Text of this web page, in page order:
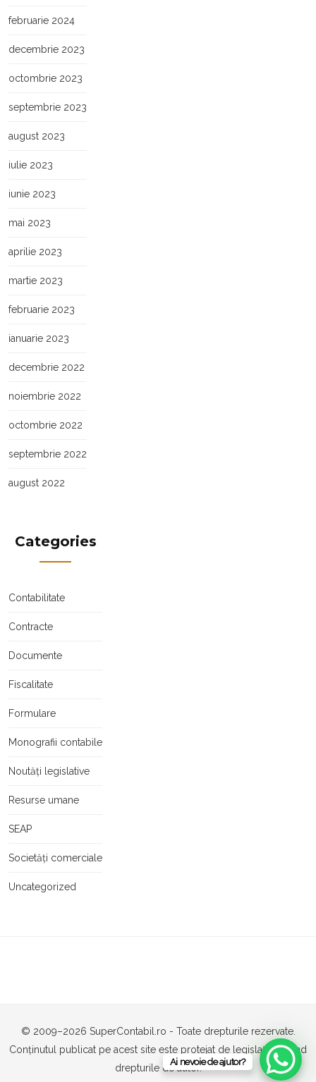
februarie 2024
decembrie 2023
octombrie 2023
septembrie 2023
august 2023
iulie 2023
iunie 2023
mai 2023
aprilie 2023
martie 2023
februarie 2023
ianuarie 2023
decembrie 2022
noiembrie 2022
octombrie 2022
septembrie 2022
august 2022
Categories
Contabilitate
Contracte
Documente
Fiscalitate
Formulare
Monografii contabile
Noutăți legislative
Resurse umane
SEAP
Societăți comerciale
Uncategorized
© 2009–2026 SuperContabil.ro - Toate drepturile rezervate.
Conținutul publicat pe acest site este protejat de legislația privind
drepturile de autor.
Ai nevoie de ajutor?